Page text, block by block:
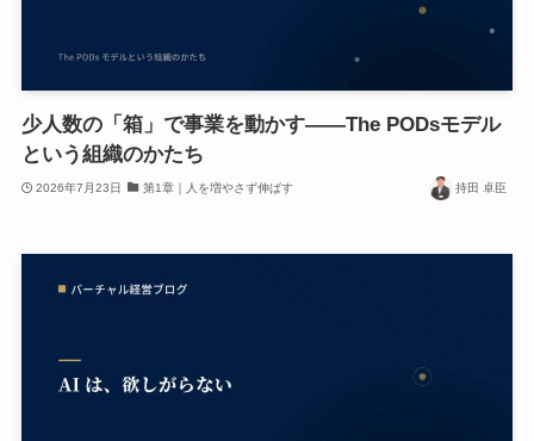
少人数の「箱」で事業を動かす——The PODsモデル
という組織のかたち
2026年7月23日 第1章｜人を増やさず伸ばす 持田 卓臣